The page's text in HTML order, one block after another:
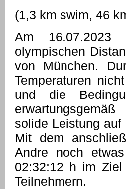
(1,3 km swim, 46
Am 16.07.2023
olympischen
von München.
Temperaturen
und die
solide Leistung
Mit dem
Andre noch
02:32:12 h im
Teilnehmern.